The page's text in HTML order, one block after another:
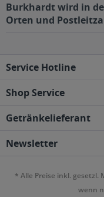
Burkhardt wird in
Orten und
Service Hotline
Shop Service
Getränkelieferant
Newsletter
* Alle Preise inkl. gesetzl.
wenn